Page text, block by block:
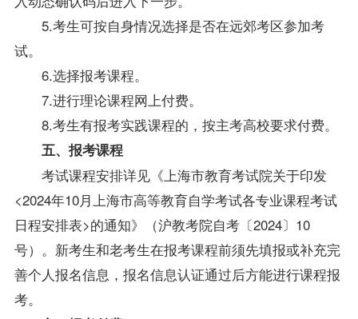
5.考生可按自身情况选择是否在远郊考区参加考
试。
6.选择报考课程。
7.进行理论课程网上付费。
8.考生有报考实践课程的，按主考高校要求付费。
五、报考课程
考试课程安排详见《上海市教育考试院关于印发
<2024年10月上海市高等教育自学考试各专业课程考试
日程安排表>的通知》（沪教考院自考〔2024〕10
号）。新考生和老考生在报考课程前须先填报或补充完
善个人报名信息，报名信息认证通过后方能进行课程报
考。